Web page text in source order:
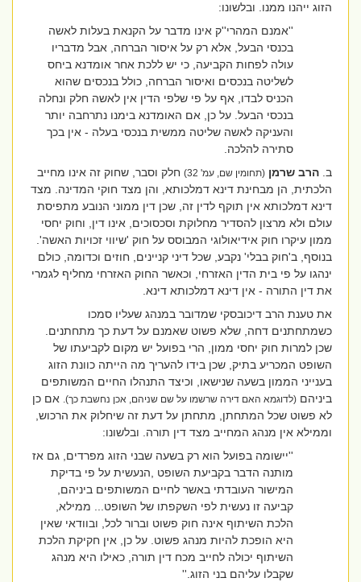
הזוג ייהנו ממנו. ובלשונו:
''אמנם המהרי''ק אינו מדבר על הקנאת בעלות לאשה
בכנסי הבעל, אלא רק על איסור הברחה, אבל מדבריו
עולה לפחות הקביעה, כי יש ללכת אחר אומדנא ביחס
לשליטה בנכסים ואיסור הברחה, כולל בנכסים שהוא
הכניס לבדו, אף על פי שלפי הדין אין לאשה חלק ונחלה
בנכסי הבעל. על כן, אם האומדנא בימנו נתרחבה יותר
והעניקה לאשה שליטה ממשית בנכסי בעלה - אין בכך
סתירה להלכה.
ב.הרב שרמן (תחומין שם, עמ' 32)
חלק וסבר, שחוק זה אינו מחייב
הלכתית, הן מבחינת דינא דמלכותא, והן מצד חוקי המדינה. מצד
דינא דמלכותא אין תוקף לדין זה, שכן דין ממוני הנובע מתפיסת
עולם ולא מרצון להסדיר מחלוקת וסכסוכים, אינו דין, וחוק יחסי
ממון עיקרו חוק אידיאולוגי המבוסס על חוק 'שיווי זכויות האשה'.
בנוסף, ב'חוק בבלי' נקבע, שכל דיני קניינים, חוזים וכדומה, כולם
ינהגו על פי בית הדין האזרחי, וכאשר החוק האזרחי מחליף לגמרי
את דין התורה - אין דינא דמלכותא דינא.
את טענת הרב דיכובסקי שמדובר במנהג שעליו סמכו
כשמתחתנים דחה, שלא פשוט שאמנם על דעת כך מתחתנים.
שכן למרות חוק יחסי ממון, הרי בפועל יש מקום לקביעתו של
השופט המכריע בתיק, שכן בידו להעריך מה הייתה כוונת הזוג
בענייני הממון בשעה שנישאו, וכיצד התנהלו החיים המשותפים
ביניהם(לדוגמא האם דירה שרשמו על שם שניהם, אכן נחשבת כך).אם כן
לא פשוט שכל המתחתן, מתחתן על דעת זה שיחלוק את הרכוש,
וממילא אין מנהג המחייב מצד דין תורה. ובלשונו:
''יישומה בפועל הוא רק בשעה שבני הזוג מפרדים, גם אז
מותנה הדבר בקביעת השופט ,הנעשית על פי בדיקת
המישור העובדתי באשר לחיים המשותפים ביניהם,
קביעה זו נעשית לפי השקפתו של השופט... ממילא,
הלכת השיתוף אינה חוק פשוט וברור לכל, ובוודאי שאין
היא הופכת להיות מנהג פשוט. על כן, אין חקיקת הלכת
השיתוף יכולה לחייב מכח דין תורה, כאילו היא מנהג
שקבלו עליהם בני הזוג.''